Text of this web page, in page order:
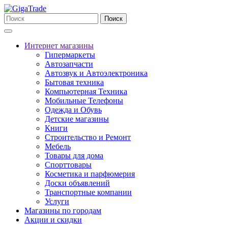
Поиск
Интернет магазины
Гипермаркеты
Автозапчасти
Автозвук и Автоэлектроника
Бытовая техника
Компьютерная Техника
Мобильные Телефоны
Одежда и Обувь
Детские магазины
Книги
Строительство и Ремонт
Мебель
Товары для дома
Спорттовары
Косметика и парфюмерия
Доски объявлений
Транспортные компании
Услуги
Магазины по городам
Акции и скидки